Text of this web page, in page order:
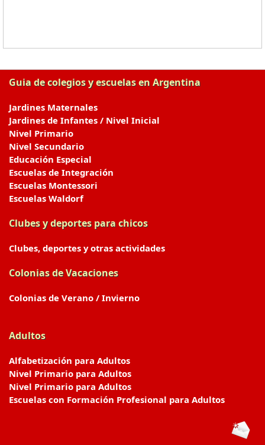
Guia de colegios y escuelas en Argentina
Jardines Maternales
Jardines de Infantes / Nivel Inicial
Nivel Primario
Nivel Secundario
Educación Especial
Escuelas de Integración
Escuelas Montessori
Escuelas Waldorf
Clubes y deportes para chicos
Clubes, deportes y otras actividades
Colonias de Vacaciones
Colonias de Verano / Invierno
Adultos
Alfabetización para Adultos
Nivel Primario para Adultos
Nivel Primario para Adultos
Escuelas con Formación Profesional para Adultos